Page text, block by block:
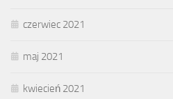
czerwiec 2021
maj 2021
kwiecień 2021